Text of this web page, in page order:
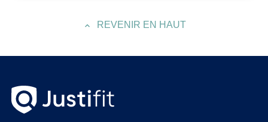
REVENIR EN HAUT